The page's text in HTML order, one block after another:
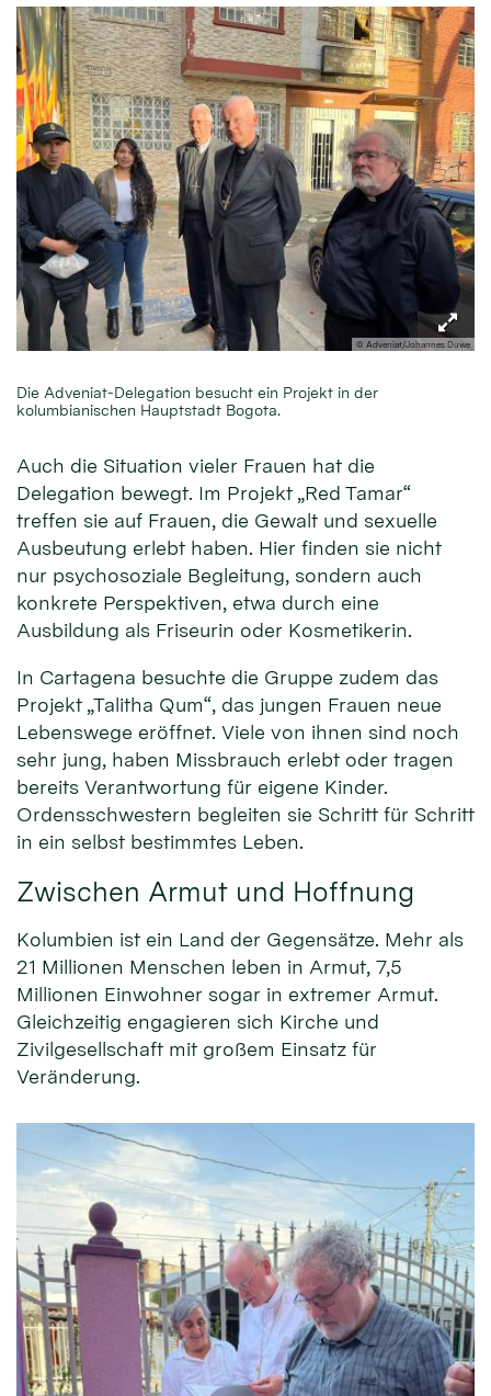
© Adveniat/Johannes Duwe
Die Adveniat-Delegation besucht ein Projekt in der
kolumbianischen Hauptstadt Bogota.
Auch die Situation vieler Frauen hat die
Delegation bewegt. Im Projekt „Red Tamar“
treffen sie auf Frauen, die Gewalt und sexuelle
Ausbeutung erlebt haben. Hier finden sie nicht
nur psychosoziale Begleitung, sondern auch
konkrete Perspektiven, etwa durch eine
Ausbildung als Friseurin oder Kosmetikerin.
In Cartagena besuchte die Gruppe zudem das
Projekt „Talitha Qum“, das jungen Frauen neue
Lebenswege eröffnet. Viele von ihnen sind noch
sehr jung, haben Missbrauch erlebt oder tragen
bereits Verantwortung für eigene Kinder.
Ordensschwestern begleiten sie Schritt für Schritt
in ein selbst bestimmtes Leben.
Zwischen Armut und Hoffnung
Kolumbien ist ein Land der Gegensätze. Mehr als
21 Millionen Menschen leben in Armut, 7,5
Millionen Einwohner sogar in extremer Armut.
Gleichzeitig engagieren sich Kirche und
Zivilgesellschaft mit großem Einsatz für
Veränderung.